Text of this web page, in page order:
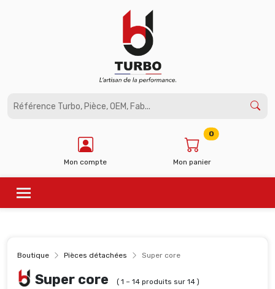
Mon compte Mon panier
0
Boutique Pièces détachées Super core
Super core ( 1 – 14 produits sur 14 )
Panneau de gestion des cookies